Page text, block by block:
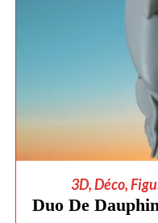
3D,Déco,
Duo De